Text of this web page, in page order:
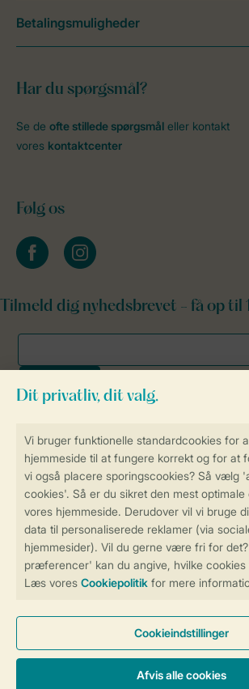
Få en personligt
på Landal.dk
Sikker og hurtig online booking
Sikker datahåndtering
Har du spørgsmål?
Se de ofte stillede spørgsmål eller kontakt
vores kontaktcenter
Følg os
facebookinstagram
Tilmeld dig nyhedsbrevet - få op til
Betalingsmuligheder